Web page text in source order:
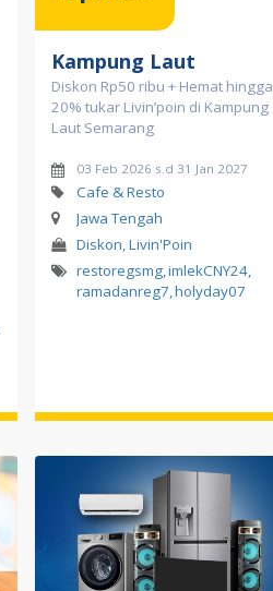
Kampung Laut
Diskon Rp50 ribu + Hemat hingga
20% tukar Livin’poin di Kampung
Laut Semarang
03 Feb 2026 s.d 31 Jan 2027
Cafe & Resto
Jawa Tengah
Diskon, Livin'Poin
restoregsmg,imlekCNY24,
ramadanreg7,holyday07